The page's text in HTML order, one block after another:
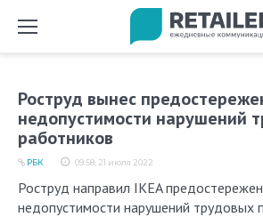
Роструд вынес
недопустимости нарушений
работников
09:58, 21 июля 2022
РБК
Роструд направил IKEA предостережение о
недопустимости нарушений трудовых